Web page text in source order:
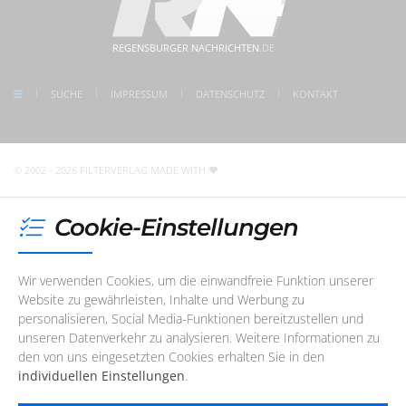
5 Min. Gehweg zum Bahnhof Regensburg
kostenlose Parkplätze direkt vor der Tür
meet us on facebook
follow us on Instagram
08:30 - 17:00 Uhr
08:30 - 17:00 Uhr
REGENSBURGER NACHRICHTEN .DE
SUCHE IMPRESSUM DATENSCHUTZ KONTAKT
© 2002 - 2026 FILTERVERLAG MADE WITH
Cookie-Einstellungen
Wir verwenden Cookies, um die einwandfreie Funktion unserer
Website zu gewährleisten, Inhalte und Werbung zu
personalisieren, Social Media-Funktionen bereitzustellen und
unseren Datenverkehr zu analysieren. Weitere Informationen zu
den von uns eingesetzten Cookies erhalten Sie in den
individuellen Einstellungen.